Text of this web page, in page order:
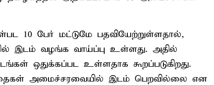
10 பேர் மட்டுமே பதவியேற்றுள்ளதால்,
இடம் வழங்க வாய்ப்பு உள்ளது. அதில்
ஒதுக்கப்பட உள்ளதாக கூறப்படுகிறது.
அமைச்சரவையில் இடம் பெறவில்லை என